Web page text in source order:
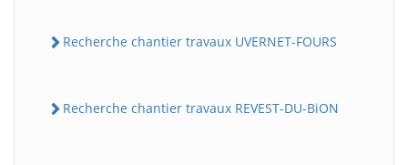
Recherche chantier travaux UVERNET-FOURS
Recherche chantier travaux REVEST-DU-BiON